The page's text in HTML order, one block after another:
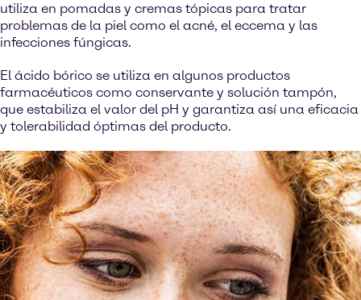
utiliza en pomadas y cremas tópicas para tratar
problemas de la piel como el acné, el eccema y las
infecciones fúngicas.
El ácido bórico se utiliza en algunos productos
farmacéuticos como conservante y solución tampón,
que estabiliza el valor del pH y garantiza así una eficacia
y tolerabilidad óptimas del producto.